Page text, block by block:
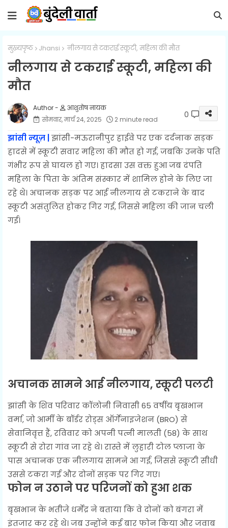
मुख्यपृष्ठ Jhansi नीलगाय से टकराई स्कूटी, महिला की मौत
नीलगाय से टकराई स्कूटी, महिला की
मौत
आशुतोष नायक
सोमवार, मार्च 24, 2025
2 minute read 0
झांसी न्यूज़ | झांसी-मऊरानीपुर हाईवे पर एक दर्दनाक सड़क
हादसे में स्कूटी सवार महिला की मौत हो गई, जबकि उनके पति
गंभीर रूप से घायल हो गए। हादसा उस वक्त हुआ जब दंपति
महिला के पिता के अंतिम संस्कार में शामिल होने के लिए जा
रहे थे। अचानक सड़क पर आई नीलगाय से टकराने के बाद
स्कूटी असंतुलित होकर गिर गई, जिससे महिला की जान चली
गई।
अचानक सामने आई नीलगाय, स्कूटी पलटी
झांसी के शिव परिवार कॉलोनी निवासी 65 वर्षीय बृखभान
वर्मा, जो आर्मी के बॉर्डर रोड्स ऑर्गेनाइजेशन (BRO) से
सेवानिवृत्त हैं, रविवार को अपनी पत्नी मालती (58) के साथ
स्कूटी से रोरा गांव जा रहे थे। रास्ते में लुहारी टोल प्लाजा के
पास अचानक एक नीलगाय सामने आ गई, जिससे स्कूटी सीधी
उससे टकरा गई और दोनों सड़क पर गिर गए।
फोन न उठाने पर परिजनों को हुआ शक
बृखभान के भतीजे धर्मेंद्र ने बताया कि वे दोनों को बंगरा में
इंतजार कर रहे थे। जब उन्होंने कई बार फोन किया और जवाब